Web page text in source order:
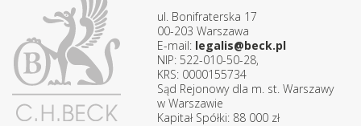
ul. Bonifraterska 17
00-203 Warszawa
E-mail: legalis@beck.pl
NIP: 522-010-50-28,
KRS: 0000155734
Sąd Rejonowy dla m. st. Warszawy
w Warszawie
Kapitał Spółki: 88 000 zł